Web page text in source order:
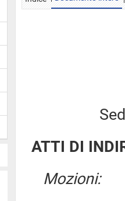
ATTI DI
Mozioni: